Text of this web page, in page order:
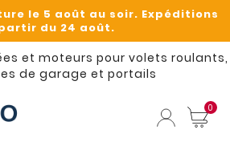
et moteurs pour volets roulants,
de garage et portails
0